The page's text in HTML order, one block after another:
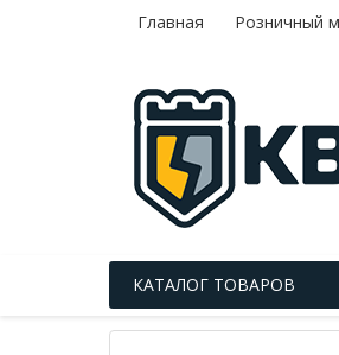
Главная Розничный
КАТАЛОГ ТОВАРОВ